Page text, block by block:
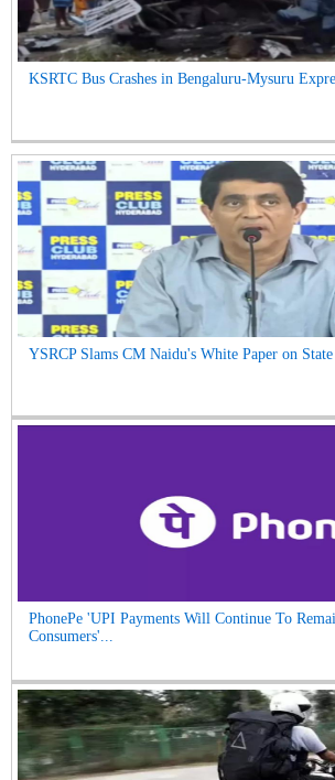
KSRTC Bus Crashes in Bengaluru-Mysuru
YSRCP Slams CM Naidu's White Paper on
PhonePe 'UPI Payments Will Continue To
Consumers'...